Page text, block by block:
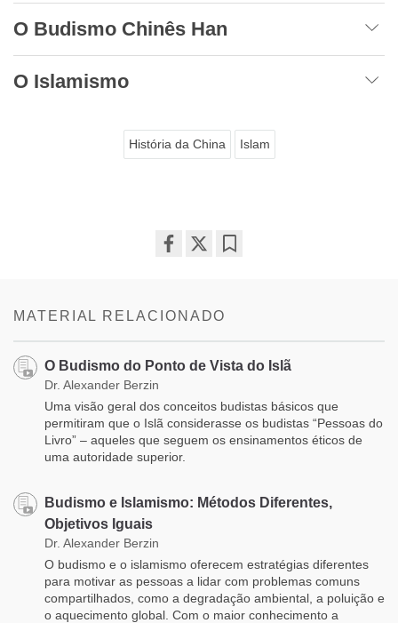
O Budismo Chinês Han
O Islamismo
História da China Islam
MATERIAL RELACIONADO
O Budismo do Ponto de Vista do Islã
Dr. Alexander Berzin
Uma visão geral dos conceitos budistas básicos que
permitiram que o Islã considerasse os budistas “Pessoas do
Livro” – aqueles que seguem os ensinamentos éticos de
uma autoridade superior.
Budismo e Islamismo: Métodos Diferentes,
Objetivos Iguais
Dr. Alexander Berzin
O budismo e o islamismo oferecem estratégias diferentes
para motivar as pessoas a lidar com problemas comuns
compartilhados, como a degradação ambiental, a poluição e
o aquecimento global. Com o maior conhecimento a